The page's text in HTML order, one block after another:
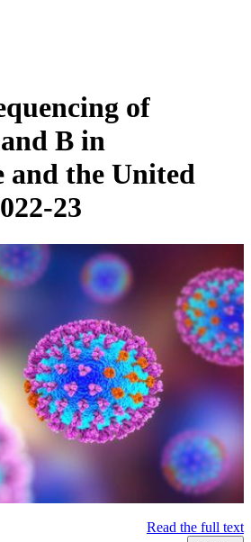
of
B in
and the United
23
Read the full text